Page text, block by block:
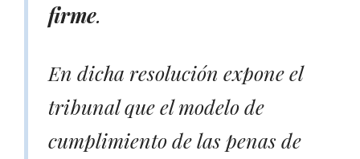
firme.
En dicha resolución expone el
tribunal que el modelo de
cumplimiento de las penas de